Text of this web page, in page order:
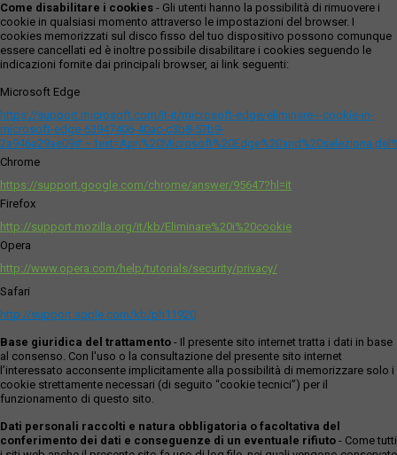
Come disabilitare i cookies - Gli utenti hanno la possibilità di rimuovere i
cookie in qualsiasi momento attraverso le impostazioni del browser. I
cookies memorizzati sul disco fisso del tuo dispositivo possono comunque
essere cancellati ed è inoltre possibile disabilitare i cookies seguendo le
indicazioni fornite dai principali browser, ai link seguenti:
Microsoft Edge
https://support.microsoft.com/it-it/microsoft-edge/eliminare-i-cookie-in-
microsoft-edge-63947406-40ac-c3b8-57b9-
Chrome
https://support.google.com/chrome/answer/95647?hl=it
Firefox
http://support.mozilla.org/it/kb/Eliminare%20i%20cookie
Opera
http://www.opera.com/help/tutorials/security/privacy/
Safari
http://support.apple.com/kb/ph11920
Base giuridica del trattamento - Il presente sito internet tratta i dati in base
al consenso. Con l'uso o la consultazione del presente sito internet
l’interessato acconsente implicitamente alla possibilità di memorizzare solo i
cookie strettamente necessari (di seguito “cookie tecnici”) per il
funzionamento di questo sito.
Dati personali raccolti e natura obbligatoria o facoltativa del
conferimento dei dati e conseguenze di un eventuale rifiuto - Come tutti